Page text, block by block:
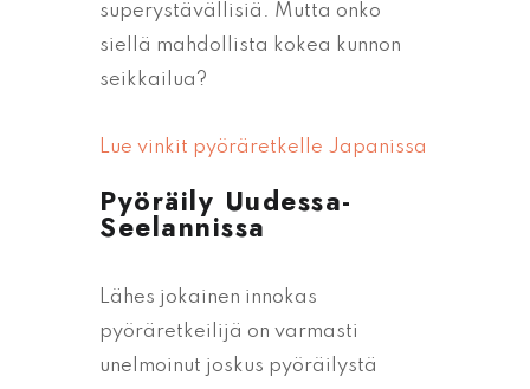
superystävällisiä. Mutta onko
siellä mahdollista kokea kunnon
seikkailua?
Lue vinkit pyöräretkelle Japanissa
Pyöräily Uudessa-
Seelannissa
Lähes jokainen innokas
pyöräretkeilijä on varmasti
unelmoinut joskus pyöräilystä